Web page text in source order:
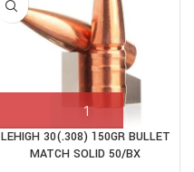
LEHIGH 30(.308) 150GR BULLET
MATCH SOLID 50/BX